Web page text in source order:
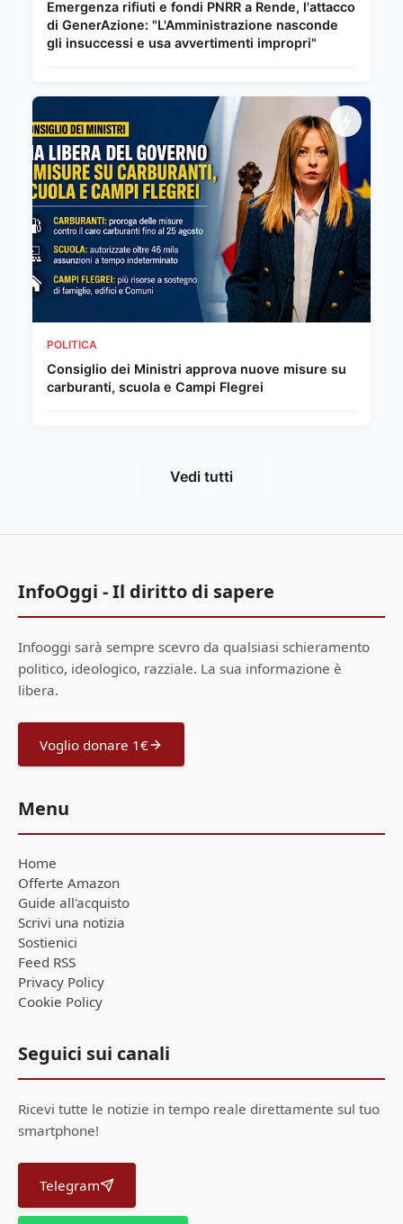
Emergenza rifiuti e fondi PNRR a Rende, l'attacco
di GenerAzione: "L'Amministrazione nasconde
gli insuccessi e usa avvertimenti impropri"
POLITICA
Consiglio dei Ministri approva nuove misure su
carburanti, scuola e Campi Flegrei
Vedi tutti
InfoOggi - Il diritto di sapere
Infooggi sarà sempre scevro da qualsiasi schieramento
politico, ideologico, razziale. La sua informazione è
libera.
Voglio donare 1€
Menu
Home
Offerte Amazon
Guide all'acquisto
Scrivi una notizia
Sostienici
Feed RSS
Privacy Policy
Cookie Policy
Seguici sui canali
Ricevi tutte le notizie in tempo reale direttamente sul tuo
smartphone!
Telegram